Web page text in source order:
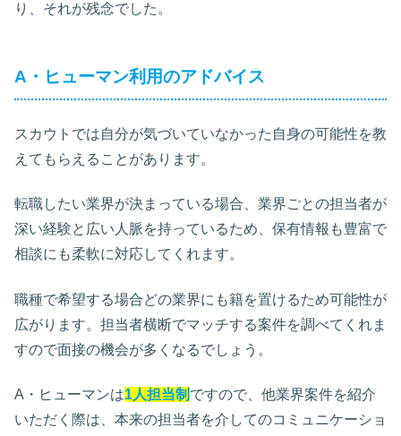
り、それが残念でした。
A・ヒューマン利用のアドバイス
スカウトでは自分が気づいていなかった自身の可能性を教
えてもらえることがあります。
転職したい業界が決まっている場合、業界ごとの担当者が
深い経験と広い人脈を持っているため、保有情報も豊富で
相談にも柔軟に対応してくれます。
職種で希望する場合どの業界にも籍を置けるため可能性が
広がります。担当者横断でマッチする案件を調べてくれま
すので面接の機会が多くなるでしょう。
A・ヒューマンは1人担当制 ですので、他業界案件を紹介
いただく際は、本来の担当者を介してのコミュニケーショ